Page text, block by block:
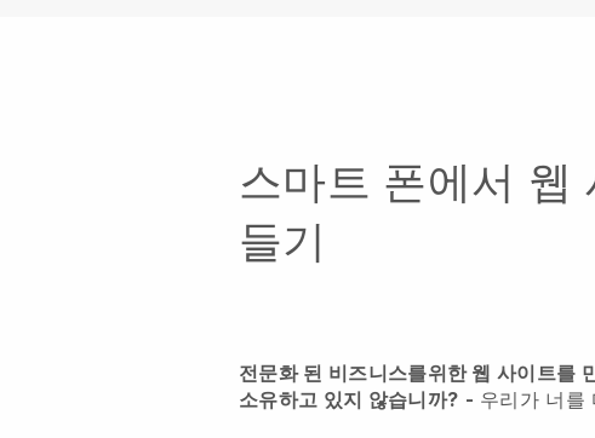
스마트 폰에서 웹
들기
전문화 된 비즈니스를위한 웹 사이트를
소유하고 있지 않습니까? - 우리가 너를